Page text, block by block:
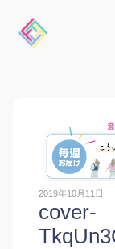
2019年10月11日
cover-